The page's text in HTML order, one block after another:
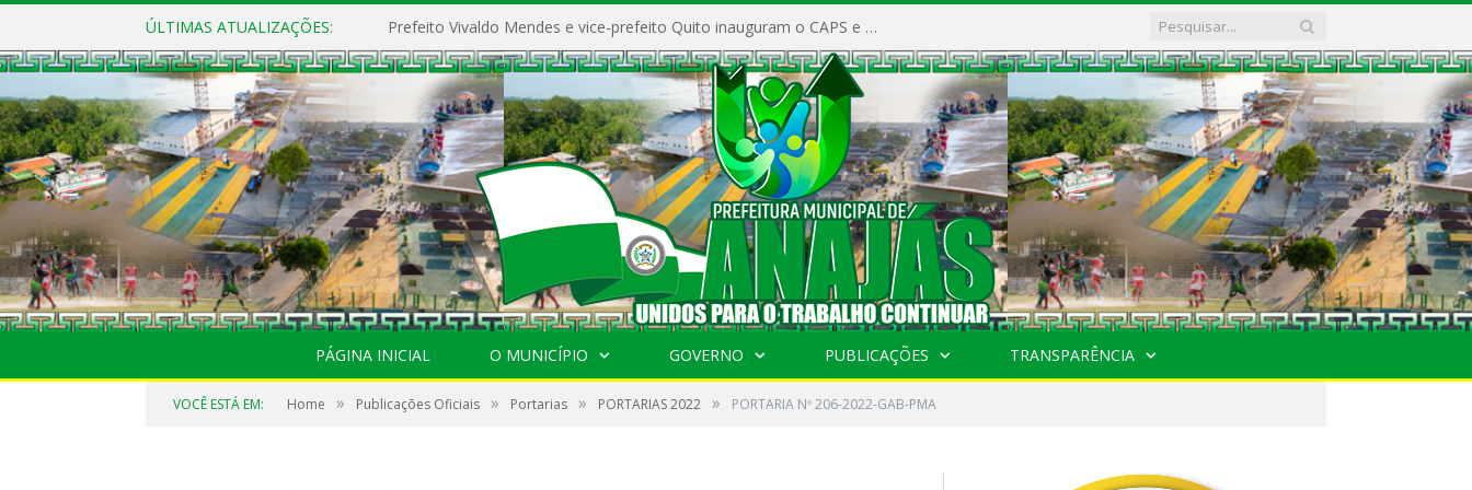
ÚLTIMAS ATUALIZAÇÕES: Prefeito Vivaldo Mendes e vice-prefeito Quito inauguram o CAPS e fortalecem a saúde pública em Anajás.
PÁGINA INICIAL O MUNICÍPIO GOVERNO PUBLICAÇÕES TRANSPARÊNCIA
VOCÊ ESTÁ EM: Home » Publicações Oficiais » Portarias » PORTARIAS 2022 » PORTARIA Nº 206-2022-GAB-PMA